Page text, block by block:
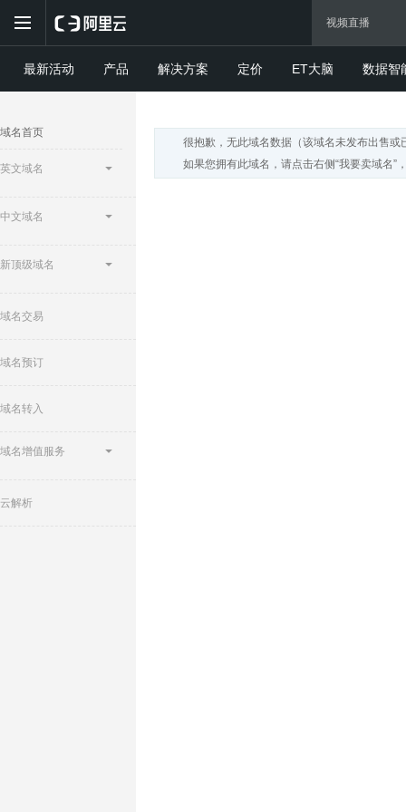
最新活动 产品 解决方案 定价 ET大脑 数据智
域名首页
英文域名
中文域名
新顶级域名
域名交易
域名预订
域名转入
域名增值服务
云解析
很抱歉，无此域名数据（该域名未发布出售或
如果您拥有此域名，请点击右侧“我要卖域名”